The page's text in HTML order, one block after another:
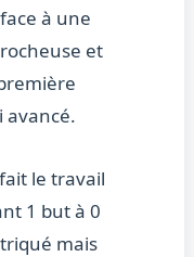
à une
et
avancé.
le travail
1 but à 0
mais